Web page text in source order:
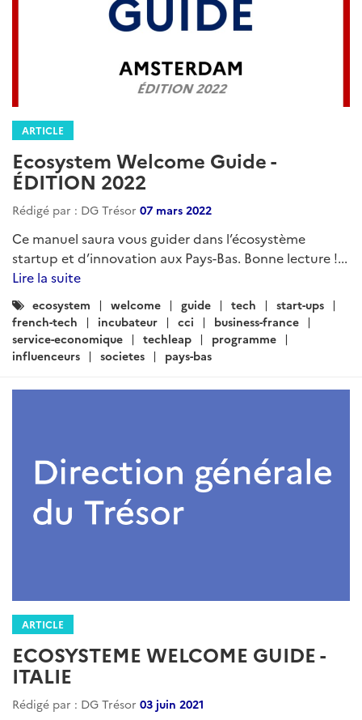
ARTICLE
Ecosystem Welcome Guide -
ÉDITION 2022
Rédigé par : DG Trésor 07 mars 2022
Ce manuel saura vous guider dans l’écosystème
startup et d’innovation aux Pays-Bas. Bonne lecture !...
Lire la suite
Catégories
:
ecosystem welcome guide tech
start-ups
french-tech
incubateur cci
business-france
service-economique
techleap
programme
influenceurs
societes pays-bas
ARTICLE
ECOSYSTEME WELCOME GUIDE -
ITALIE
Rédigé par : DG Trésor 03 juin 2021